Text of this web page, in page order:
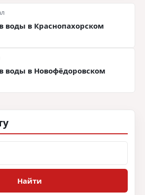
записям
воды в Краснопахорском
воды в Новофёдоровском
Найти